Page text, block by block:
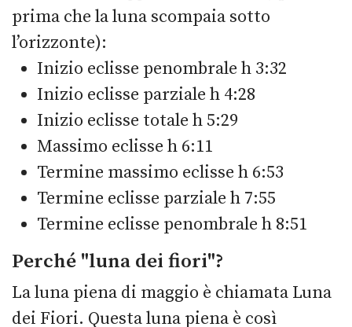
prima che la luna scompaia sotto
l’orizzonte):
Inizio eclisse penombrale h 3:32
Inizio eclisse parziale h 4:28
Inizio eclisse totale h 5:29
Massimo eclisse h 6:11
Termine massimo eclisse h 6:53
Termine eclisse parziale h 7:55
Termine eclisse penombrale h 8:51
Perché "luna dei fiori"?
La luna piena di maggio è chiamata Luna
dei Fiori. Questa luna piena è così